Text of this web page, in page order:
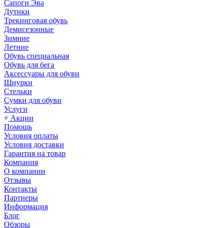
Сапоги Эва
Дутики
Трекинговая обувь
Демисезонные
Зимние
Летние
Обувь специальная
Обувь для бега
Аксессуары для обуви
Шнурки
Стельки
Сумки для обуви
Услуги
Акции
Помощь
Условия оплаты
Условия доставки
Гарантия на товар
Компания
О компании
Отзывы
Контакты
Партнеры
Информация
Блог
Обзоры